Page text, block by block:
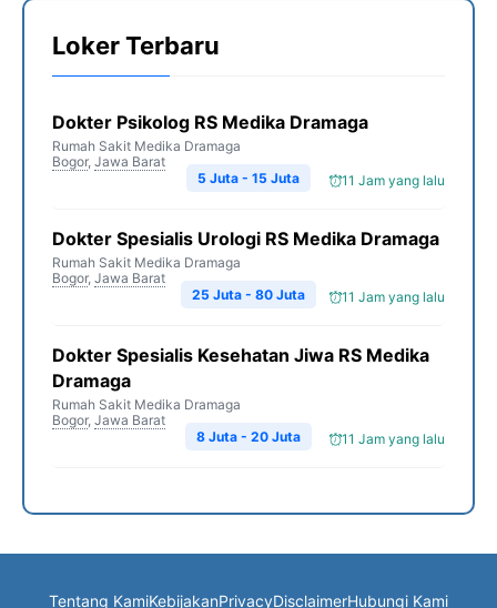
Loker Terbaru
Dokter Psikolog RS Medika Dramaga
Rumah Sakit Medika Dramaga
Bogor, Jawa Barat
11 Jam yang lalu
5 Juta - 15 Juta
Dokter Spesialis Urologi RS Medika Dramaga
Rumah Sakit Medika Dramaga
Bogor, Jawa Barat
11 Jam yang lalu
25 Juta - 80 Juta
Dokter Spesialis Kesehatan Jiwa RS Medika
Dramaga
Rumah Sakit Medika Dramaga
Bogor, Jawa Barat
11 Jam yang lalu
8 Juta - 20 Juta
Tentang KamiKebijakanPrivacyDisclaimerHubungi Kami